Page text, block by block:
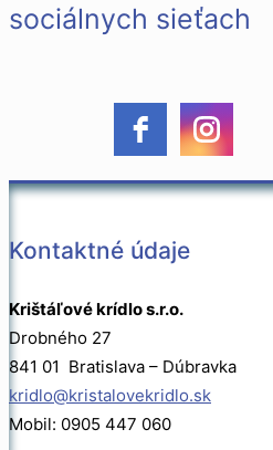
sociálnych sieťach
Kontaktné údaje
Krištáľové krídlo s.r.o.
Drobného 27
841 01 Bratislava – Dúbravka
kridlo@kristalovekridlo.sk
Mobil: 0905 447 060